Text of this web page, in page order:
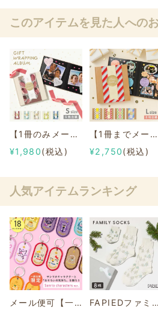
このアイテムを見た人への
【1冊のみメール便可】GIFT WRAPPING ALBUM《Sサイズ》6枚台紙
¥1,980(税込)
【1冊までメール便可】GIFT WRAPPING ALBUM《Lサイズ》8枚台紙
¥2,750(税込)
人気アイテムランキング
メール便可【一部店舗限定】2/8b PAIR KEY RING Sanrio characters ver.
FAPIEDファミリーソックスセット 総柄